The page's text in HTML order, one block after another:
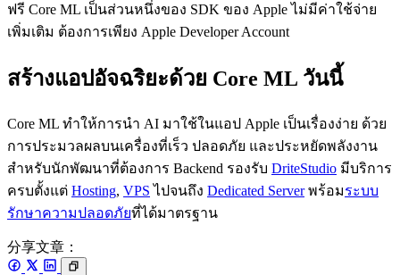
ฟรี Core ML เป็นส่วนหนึ่งของ SDK ของ Apple ไม่มีค่าใช้จ่าย
เพิ่มเติม ต้องการเพียง Apple Developer Account
สร้างแอปอัจฉริยะด้วย Core ML วันนี้
Core ML ทำให้การนำ AI มาใช้ในแอป Apple เป็นเรื่องง่าย ด้วย
การประมวลผลบนเครื่องที่เร็ว ปลอดภัย และประหยัดพลังงาน
สำหรับนักพัฒนาที่ต้องการ Backend รองรับ DriteStudio มีบริการ
ครบตั้งแต่ Hosting, VPS ไปจนถึง Dedicated Serverพร้อมระบบ
รักษาความปลอดภัยที่ได้มาตรฐาน
分享文章：